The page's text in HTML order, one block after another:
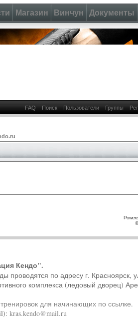
Магазин Винчун Документы
FAQ Поиск Пользователи Группы
Кендо".
проводятся по адресу г. Красноярск,
комплекса (ледовый дворец)
для начинающих по ссылке.
kras.kendo@mail.ru